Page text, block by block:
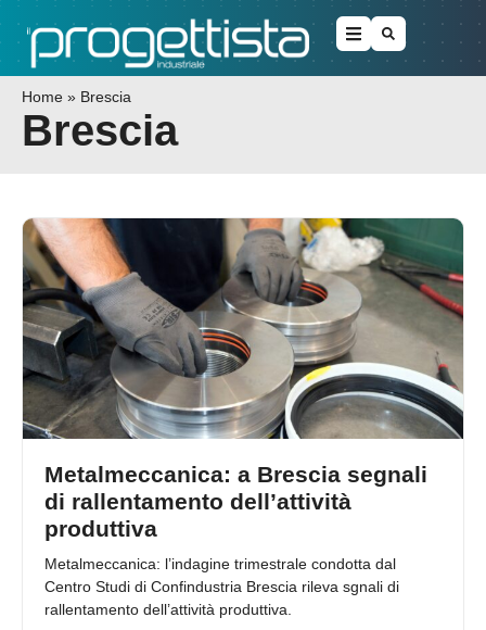
Home » Brescia
Brescia
Metalmeccanica: a Brescia segnali
di rallentamento dell’attività
produttiva
Metalmeccanica: l’indagine trimestrale condotta dal
Centro Studi di Confindustria Brescia rileva sgnali di
rallentamento dell’attività produttiva.